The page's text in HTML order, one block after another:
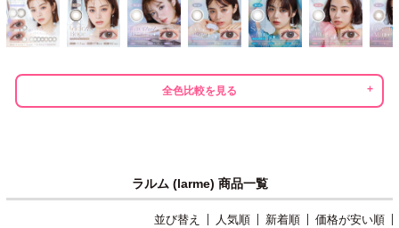
全色比較を見る
ラルム (larme) 商品一覧
並び替え 人気順 新着順
価格が安い順